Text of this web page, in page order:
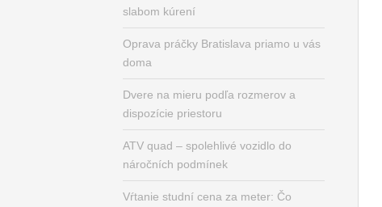
slabom kúrení
Oprava práčky Bratislava priamo u vás
doma
Dvere na mieru podľa rozmerov a
dispozície priestoru
ATV quad – spolehlivé vozidlo do
náročních podmínek
Vŕtanie studní cena za meter: Čo